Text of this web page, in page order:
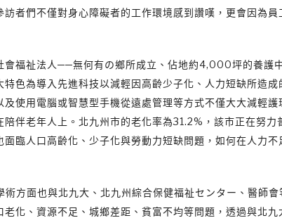
者們不僅對身心障礙者的工作環境感到讚嘆，更會因為
福祉法人──無何有の鄉所成立、佔地約4,000坪的養護
色為導入先進科技以減輕因高齡少子化、人力短缺所造
使用電腦或智慧型手機從遠處管理等方式不僅大大減輕護
伴老年人上。北九州市的老化率為31.2%，該市正在努
臨人口高齡化、少子化與勞動力短缺問題，如何在人力
方面也與北九大、北九州綜合保健福祉センター、醫師
化、資源不足、城鄉差距、貧富不均等問題，透過與北